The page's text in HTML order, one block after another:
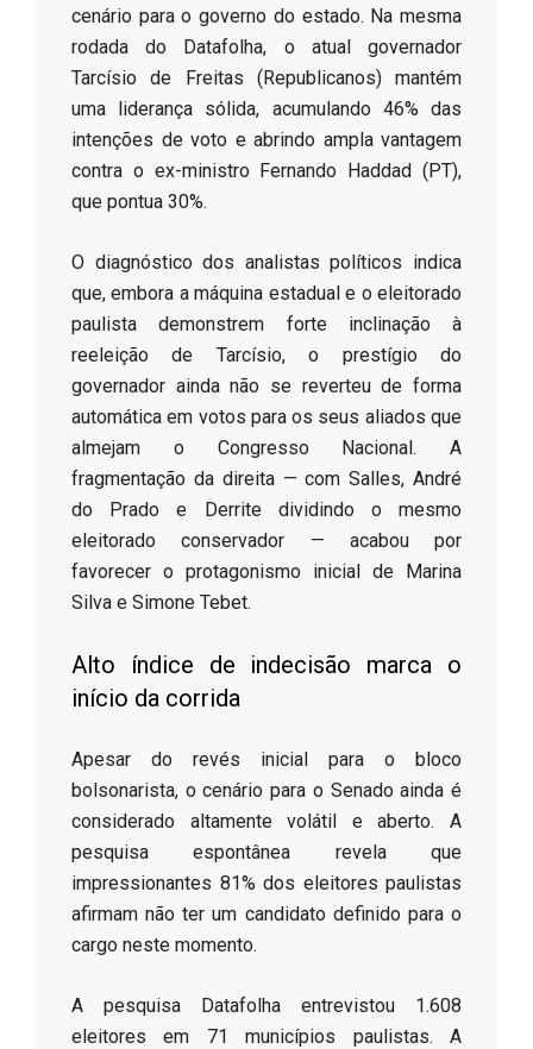
cenário para o governo do estado. Na mesma
rodada do Datafolha, o atual governador
Tarcísio de Freitas (Republicanos) mantém
uma liderança sólida, acumulando 46% das
intenções de voto e abrindo ampla vantagem
contra o ex-ministro Fernando Haddad (PT),
que pontua 30%.
​O diagnóstico dos analistas políticos indica
que, embora a máquina estadual e o eleitorado
paulista demonstrem forte inclinação à
reeleição de Tarcísio, o prestígio do
governador ainda não se reverteu de forma
automática em votos para os seus aliados que
almejam o Congresso Nacional. A
fragmentação da direita — com Salles, André
do Prado e Derrite dividindo o mesmo
eleitorado conservador — acabou por
favorecer o protagonismo inicial de Marina
Silva e Simone Tebet.
​Alto índice de indecisão marca o
início da corrida
​Apesar do revés inicial para o bloco
bolsonarista, o cenário para o Senado ainda é
considerado altamente volátil e aberto. A
pesquisa espontânea revela que
impressionantes 81% dos eleitores paulistas
afirmam não ter um candidato definido para o
cargo neste momento.
​A pesquisa Datafolha entrevistou 1.608
eleitores em 71 municípios paulistas. A